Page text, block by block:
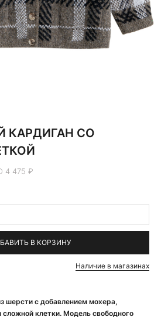
шерсти с добавлением мохера,
клетки. Модель свободного
КАРДИГАН СО
4 475 ₽
В КОРЗИНУ
Наличие в магазинах